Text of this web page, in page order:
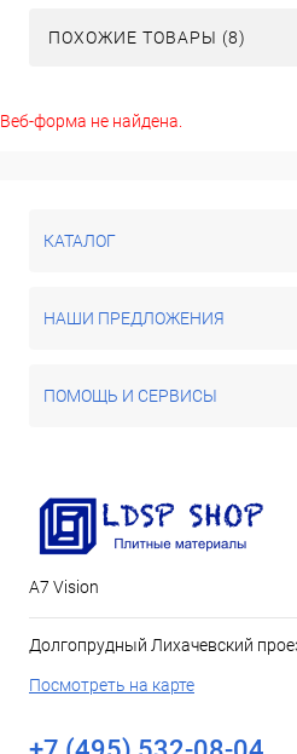
ПОХОЖИЕ ТОВАРЫ (8)
Веб-форма не найдена.
КАТАЛОГ
НАШИ ПРЕДЛОЖЕНИЯ
ПОМОЩЬ И СЕРВИСЫ
А7 Vision
Долгопрудный Лихачевский
Посмотреть на карте